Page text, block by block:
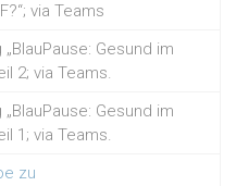
via Teams
Gesund im
2; via Teams.
Gesund im
1; via Teams.
zu